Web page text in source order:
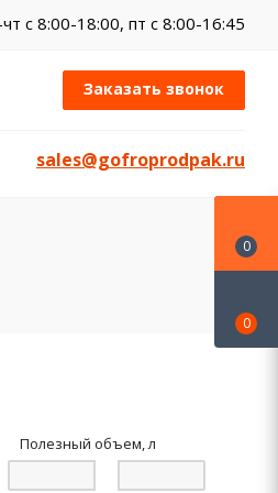
c 8:00-18:00, пт с 8:00-16:45
Заказать звонок
sales@gofroprodpak.ru
Полезный объем, л
0
0